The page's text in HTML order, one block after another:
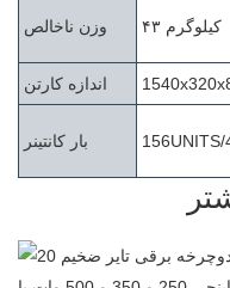
وزن ناخالص ۴۳ کیلوگرم
اندازه کارتن
بار کانتینر 156UNITS/